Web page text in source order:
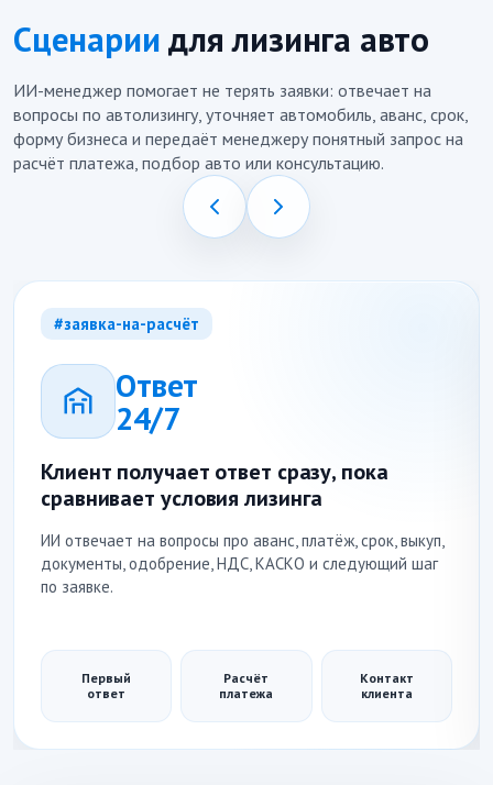
Сценариидля лизинга авто
ИИ-менеджер помогает не терять заявки: отвечает на
вопросы по автолизингу, уточняет автомобиль, аванс, срок,
форму бизнеса и передаёт менеджеру понятный запрос на
расчёт платежа, подбор авто или консультацию.
#заявка-на-расчёт
Ответ
24/7
Клиент получает ответ сразу, пока
сравнивает условия лизинга
ИИ отвечает на вопросы про аванс, платёж, срок, выкуп,
документы, одобрение, НДС, КАСКО и следующий шаг
по заявке.
Первый
ответ
Расчёт
платежа
Контакт
клиента